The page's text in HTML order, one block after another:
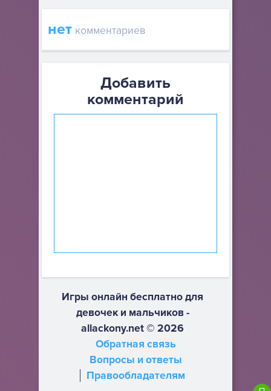
нет комментариев
Добавить
комментарий
Игры онлайн бесплатно для
девочек и мальчиков -
allackony.net © 2026
Обратная связь
Вопросы и ответы
Правообладателям